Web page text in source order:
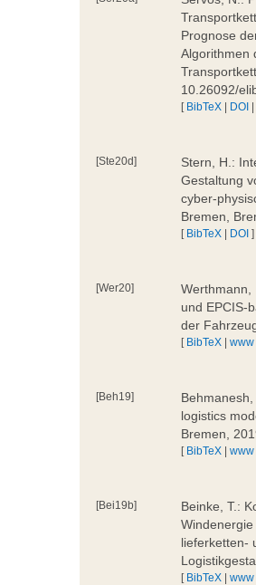
Prognose
Algorithmen
10.26092/
[ BibTeX | DOI
[Ste20d]
Stern, H.:
Gestaltung
cyber-
Bremen,
[ BibTeX | DOI ]
[Wer20]
Werthmann,
und EPCIS-
der
[ BibTeX |www
[Beh19]
logistics
Bremen,
[ BibTeX |www
[Bei19b]
Beinke, T.:
lieferketten-
[ BibTeX |www